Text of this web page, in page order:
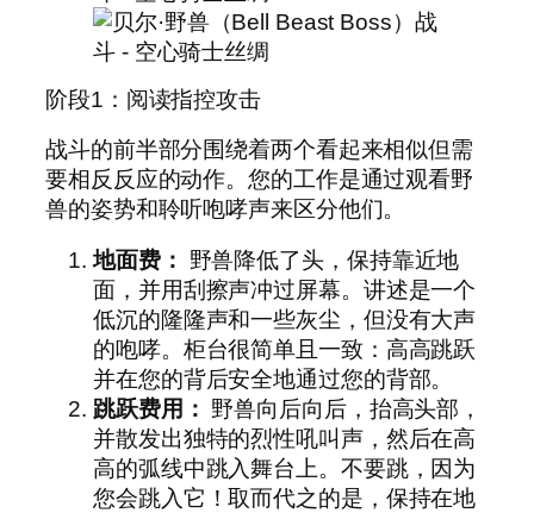
阶段1：阅读指控攻击
战斗的前半部分围绕着两个看起来相似但需
要相反反应的动作。您的工作是通过观看野
兽的姿势和聆听咆哮声来区分他们。
地面费：
野兽降低了头，保持靠近地
面，并用刮擦声冲过屏幕。讲述是一个
低沉的隆隆声和一些灰尘，但没有大声
的​​咆哮。柜台很简单且一致：高高跳跃
并在您的背后安全地通过您的背部。
跳跃费用： 野兽向后向后，抬高头部，
并散发出独特的烈性吼叫声，然后在高
高的弧线中跳入舞台上。不要跳，因为
您会跳入它！取而代之的是，保持在地